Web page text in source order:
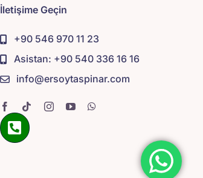
İletişime Geçin
+90 546 970 11 23
Asistan: +90 540 336 16 16
info@ersoytaspinar.com